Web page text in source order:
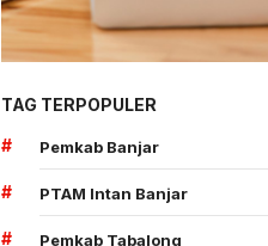
TAG TERPOPULER
#
Pemkab Banjar
# PTAM Intan Banjar
# Pemkab Tabalong